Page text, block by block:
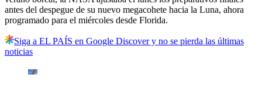
antes del despegue de su nuevo megacohete hacia la Luna, ahora
programado para el miércoles desde Florida.
Siga a EL PAÍS en Google Discover y no se pierda las últimas
noticias